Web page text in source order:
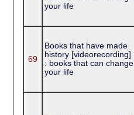
your life
69
Books that have made
history [videorecording]
: books that can change
your life